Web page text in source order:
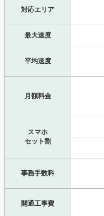
対応エリア
最大速度
平均速度
月額料金
スマホ
セット割
事務手数料
開通工事費